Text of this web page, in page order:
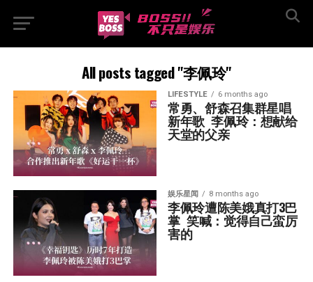
All posts tagged "李佩玲"
LIFESTYLE 6 months ago
常勇、舒森召集群星唱
新年歌  李佩玲：想献给
天堂的父亲
娱乐星闻 8 months ago
李佩玲遭陈美娥真打3巴
掌  笑喊：觉得自己蛮厉
害的